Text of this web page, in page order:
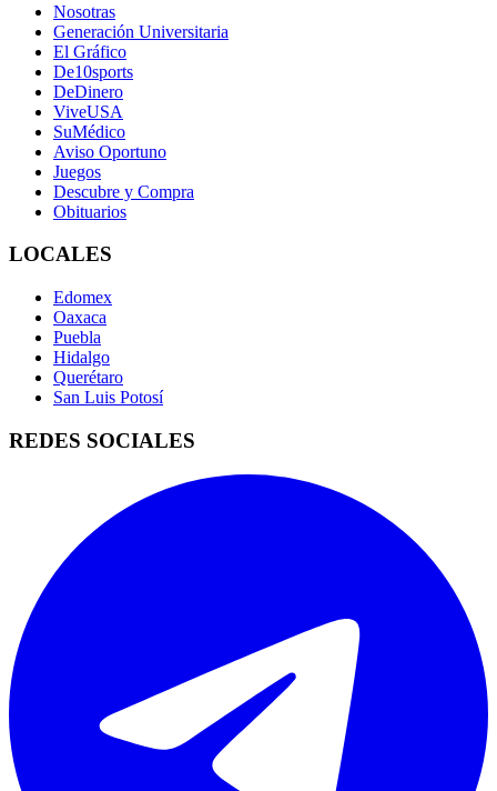
Nosotras
Generación Universitaria
El Gráfico
De10sports
DeDinero
ViveUSA
SuMédico
Aviso Oportuno
Juegos
Descubre y Compra
Obituarios
LOCALES
Edomex
Oaxaca
Puebla
Hidalgo
Querétaro
San Luis Potosí
REDES SOCIALES